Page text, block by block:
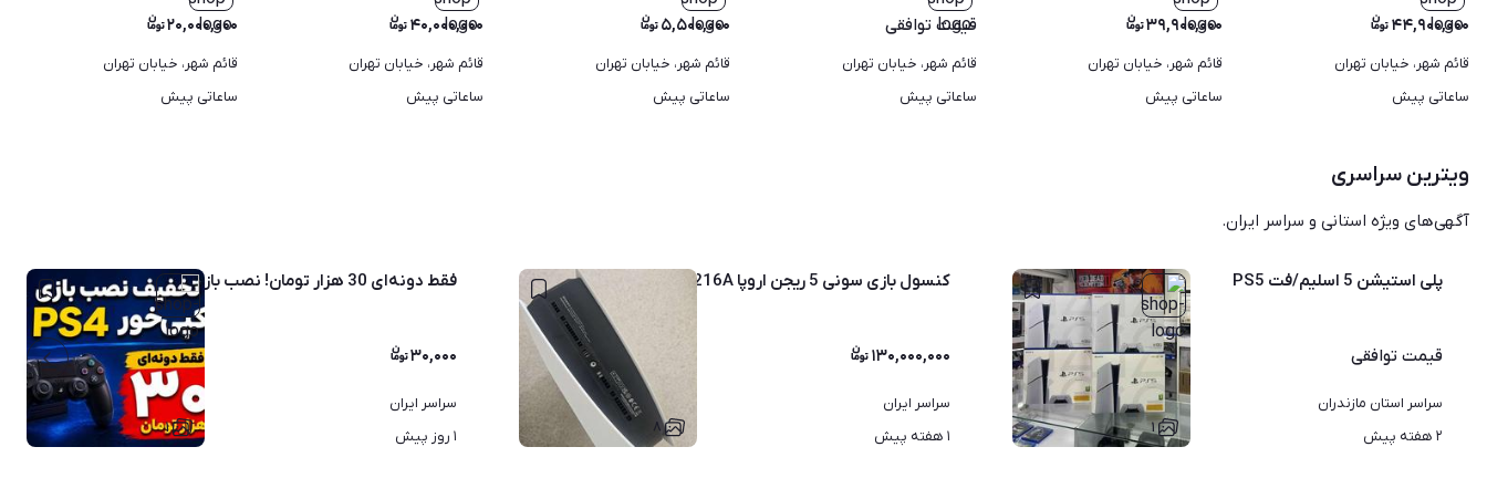
۴۴,۹۰۰,۰۰۰
قائم شهر، خیابان تهران
ساعاتی پیش
۳۹,۹۰۰,۰۰۰
قائم شهر، خیابان تهران
ساعاتی پیش
قیمت توافقی
قائم شهر، خیابان تهران
ساعاتی پیش
۵,۵۰۰,۰۰۰
قائم شهر، خیابان تهران
ساعاتی پیش
۴۰,۰۰۰,۰۰۰
قائم شهر، خیابان تهران
ساعاتی پیش
۲۰,۰۰۰,۰۰۰
قائم شهر، خیابان تهران
ساعاتی پیش
ویترین سراسری
آگهی‌های ویژه استانی و سراسر ایران.
۱
پلی استیشن 5 اسلیم/فت PS5
قیمت توافقی
سراسر استان مازندران
۲ هفته پیش
۸
کنسول بازی سونی 5 ریجن اروپا 1216A
۱۳۰,۰۰۰,۰۰۰
سراسر ایران
۱ هفته پیش
۱
فقط دونه‌ای 30 هزار تومان! نصب بازی PS4 کپی‌خور
۳۰,۰۰۰
سراسر ایران
۱ روز پیش